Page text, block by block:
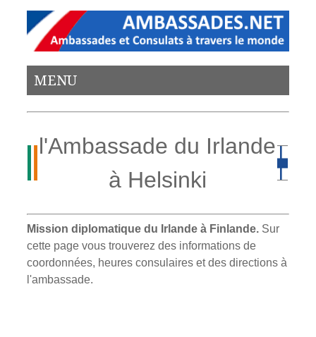
MENU
l'Ambassade du Irlande
à Helsinki
Mission diplomatique du Irlande à Finlande. Sur
cette page vous trouverez des informations de
coordonnées, heures consulaires et des directions à
l'ambassade.